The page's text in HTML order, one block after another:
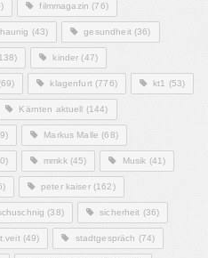
filmmagazin (76)
(43) gesundheit(36)
kinder (47)
klagenfurt(776) kt1 (53)
Kärnten aktuell (144)
Markus Malle (68)
mmkk(45) Musik (41)
peter kaiser(162)
(38) sicherheit (36)
(49) stadtgespräch (74)